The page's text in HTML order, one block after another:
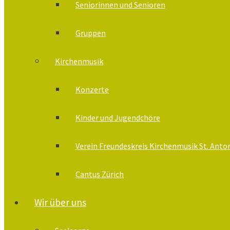
Seniorinnen und Senioren
Gruppen
Kirchenmusik
Konzerte
Kinder und Jugendchöre
Verein Freundeskreis Kirchenmusik St.
Cantus Zürich
Wir über uns